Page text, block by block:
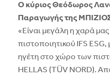
Ο κύριος Θεόδωρος
Παραγωγής της
«Είναι μεγάλη η χαρά
πιστοποιητικού IFS
ηγέτη στο χώρο των
HELLAS (TÜV NORD).